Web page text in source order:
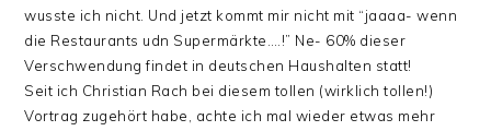
wusste ich nicht. Und jetzt kommt mir nicht mit “jaaaa- wenn
die Restaurants udn Supermärkte….!” Ne- 60% dieser
Verschwendung findet in deutschen Haushalten statt!
Seit ich Christian Rach bei diesem tollen (wirklich tollen!)
Vortrag zugehört habe, achte ich mal wieder etwas mehr